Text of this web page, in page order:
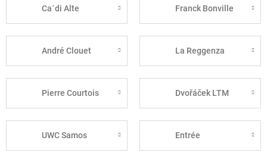
Ca´di Alte Franck Bonville
André Clouet La Reggenza
Pierre Courtois Dvořáček LTM
UWC Samos Entrée